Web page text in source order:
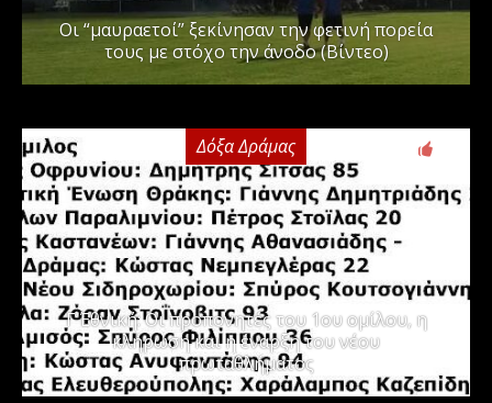
Οι “μαυραετοί” ξεκίνησαν την φετινή πορεία
τους με στόχο την άνοδο (Βίντεο)
Δόξα Δράμας
Γ΄ Εθνική: Οι προπονητές του 1ου ομίλου, η
κλήρωση και η έναρξη του νέου
πρωταθλήματος